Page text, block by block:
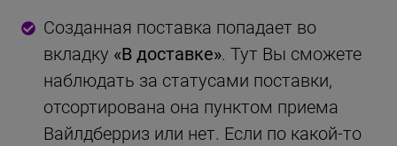
Созданная поставка попадает во
вкладку «В доставке». Тут Вы сможете
наблюдать за статусами поставки,
отсортирована она пунктом приема
Вайлдберриз или нет. Если по какой-то